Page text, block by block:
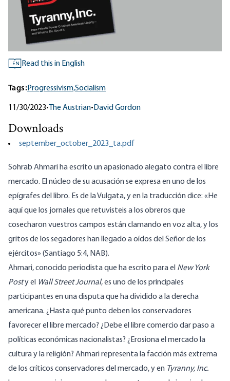
EN Read this in English
Tags:Progressivism,Socialism
11/30/2023• The Austrian• David Gordon
Downloads
september_october_2023_ta.pdf
Sohrab Ahmari ha escrito un apasionado alegato contra el libre
mercado. El núcleo de su acusación se expresa en uno de los
epígrafes del libro. Es de la Vulgata, y en la traducción dice: «He
aquí que los jornales que retuvisteis a los obreros que
cosecharon vuestros campos están clamando en voz alta, y los
gritos de los segadores han llegado a oídos del Señor de los
ejércitos» (Santiago 5:4, NAB).
Ahmari, conocido periodista que ha escrito para el New York
Posty el Wall Street Journal, es uno de los principales
participantes en una disputa que ha dividido a la derecha
americana. ¿Hasta qué punto deben los conservadores
favorecer el libre mercado? ¿Debe el libre comercio dar paso a
políticas económicas nacionalistas? ¿Erosiona el mercado la
cultura y la religión? Ahmari representa la facción más extrema
de los críticos conservadores del mercado, y en Tyranny, Inc.